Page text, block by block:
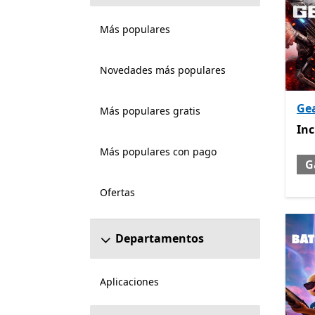
Más populares
Novedades más populares
Más populares gratis
Más populares con pago
Ofertas
Departamentos
Aplicaciones